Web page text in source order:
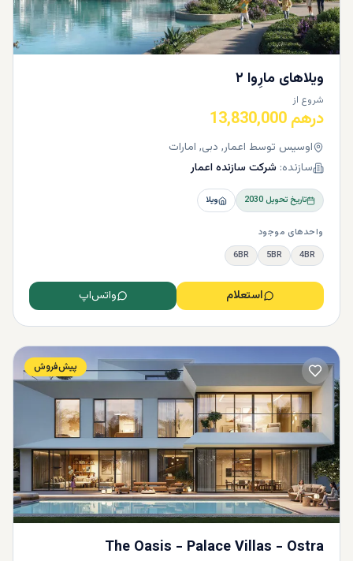
ویلاهای مارِوا ۲
شروع از
درهم 13,830,000
اوسیس توسط اعمار, دبی, امارات
سازنده: شرکت سازنده اعمار
تاریخ تحویل2030 ویلا
واحدهای موجود
4BR
5BR
6BR
استعلام واتس‌اپ
پیش‌فروش
The Oasis - Palace Villas - Ostra